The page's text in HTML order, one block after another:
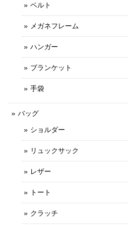
ベルト
メガネフレーム
ハンガー
ブランケット
手袋
バッグ
ショルダー
リュックサック
レザー
トート
クラッチ